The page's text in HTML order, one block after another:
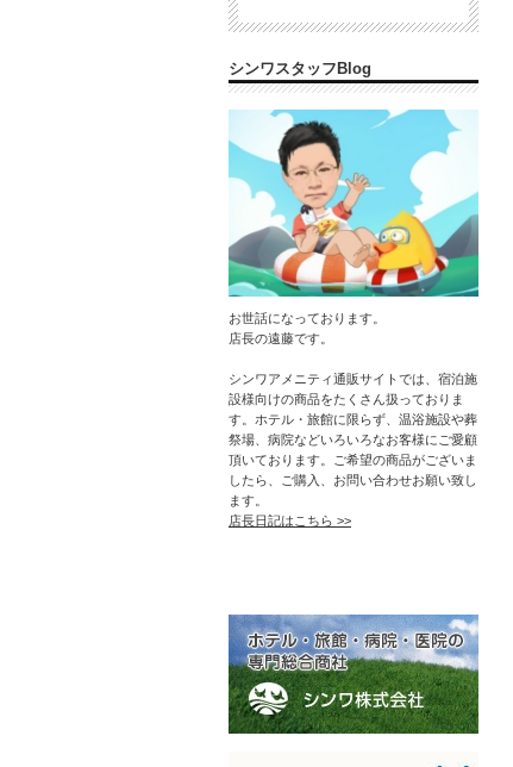
シンワスタッフBlog
お世話になっております。
店長の遠藤です。
シンワアメニティ通販サイトでは、宿泊施
設様向けの商品をたくさん扱っておりま
す。ホテル・旅館に限らず、温浴施設や葬
祭場、病院などいろいろなお客様にご愛顧
頂いております。ご希望の商品がございま
したら、ご購入、お問い合わせお願い致し
ます。
店長日記はこちら >>